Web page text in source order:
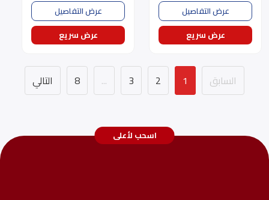
عرض التفاصيل
عرض سريع
عرض التفاصيل
عرض سريع
السابق 1
2
3
...
8 التالي
اسحب لأعلى